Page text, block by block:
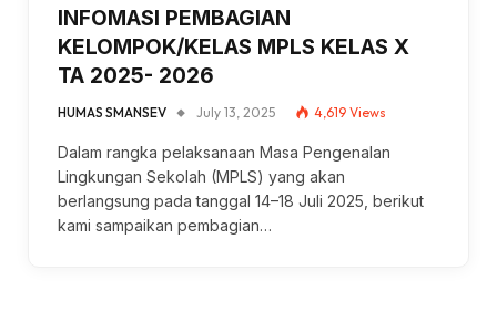
INFOMASI PEMBAGIAN
KELOMPOK/KELAS MPLS KELAS X
TA 2025- 2026
HUMAS SMANSEV July 13, 2025 4,619 Views
Dalam rangka pelaksanaan Masa Pengenalan
Lingkungan Sekolah (MPLS) yang akan
berlangsung pada tanggal 14–18 Juli 2025, berikut
kami sampaikan pembagian…